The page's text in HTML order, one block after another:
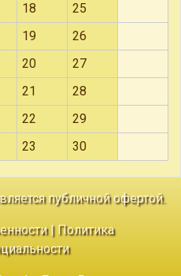
18
25
19
26
20
27
21
28
22
29
23 30
публичной офертой.
| Политика